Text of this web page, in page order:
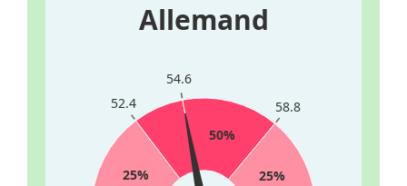
Allemand
25%
50%
25%
52.4
54.6
58.8